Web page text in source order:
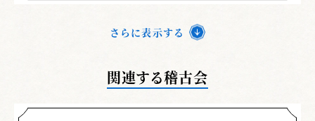
さらに表示する
関連する稽古会